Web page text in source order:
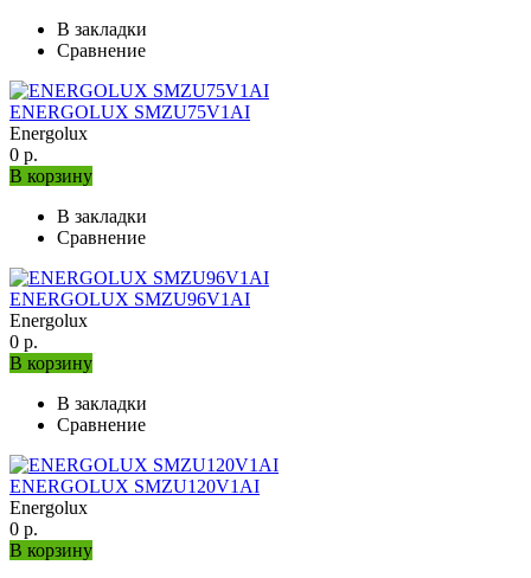
В закладки
Сравнение
ENERGOLUX SMZU75V1AI
Energolux
0 р.
В корзину
В закладки
Сравнение
ENERGOLUX SMZU96V1AI
Energolux
0 р.
В корзину
В закладки
Сравнение
ENERGOLUX SMZU120V1AI
Energolux
0 р.
В корзину